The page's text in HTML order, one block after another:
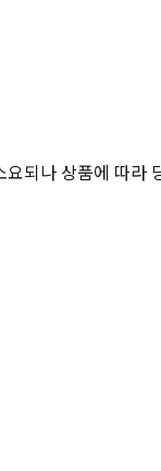
되나 상품에 따라